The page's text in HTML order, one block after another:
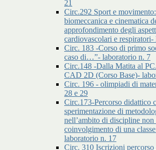
21
Circ.292 Sport e
biomeccanica e cinematica
approfondimento degli
cardiovascolari e respiratori-
Circ. 183 -Corso di primo
caso di…”- laboratorio n. 7
Circ.148 -Dalla Matita al
CAD 2D (Corso Base)-
Circ. 196 - olimpiadi di
28 e 29
Circ.173-Percorso didattico
sperimentazione di
nell’ambito di discipline
coinvolgimento di una
laboratorio n. 17
Circ. 310 Iscrizioni percorso